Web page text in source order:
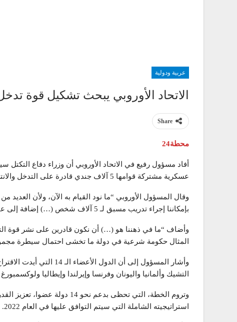
عربية ودولية
الاتحاد الأوروبي يبحث تشكيل قوة تدخل سريع
Share
محطة24
أفاد مسؤول رفيع في الاتحاد الأوروبي أن وزراء دفاع
عسكرية مشتركة قوامها 5 آلاف جندي قادرة على التدخل والانتشار السريع في مناطق الأزمات.
وقال المسؤول الأوروبي “ما نود القيام به الآن، ولأن العديد
بإمكاننا إجراء تدريب مسبق لـ 5 آلاف شخص (…) إضافة إلى عنصر جوي وربما بحري أيضا”.
وأضاف “ما في ذهننا هو (…) أن نكون قادرين على نشر قوة
المثال حكومة شرعية في دولة ما تخشى احتمال سيطرة
وأشار المسؤول إلى أن
التشيك وألمانيا واليونان وفرنسا وإيرلندا وإيطاليا
وتروم الخطة، التي تحظى بدعم
استراتيجيته الشاملة التي سيتم التوافق عليها في العام 2022.